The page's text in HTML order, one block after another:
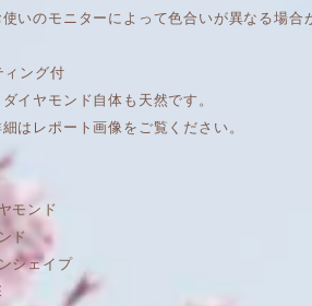
使いのモニターによって色合いが異なる場
ィング付
イヤモンド自体も天然です。
はレポート画像をご覧ください。
モンド
ド
シェイプ